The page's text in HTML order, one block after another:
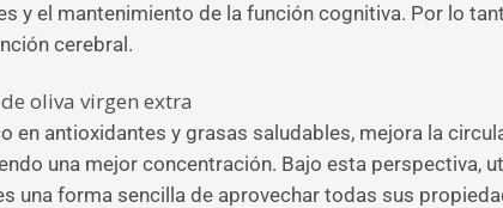
y el mantenimiento de la función cognitiva. Por lo
cerebral.
oliva virgen extra
en antioxidantes y grasas saludables, mejora la
una mejor concentración. Bajo esta perspectiva,
una forma sencilla de aprovechar todas sus